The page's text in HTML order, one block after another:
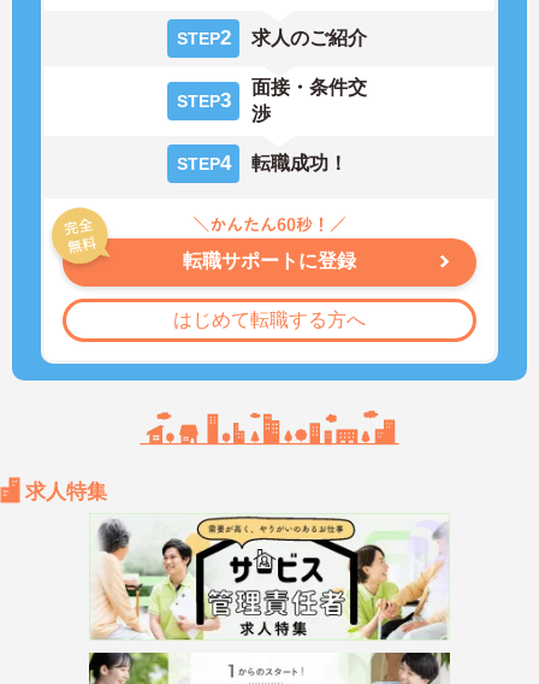
STEP2 求人のご紹介
STEP3
面接・条件交
渉
STEP4 転職成功！
転職サポートに登録
はじめて転職する方へ
求人特集